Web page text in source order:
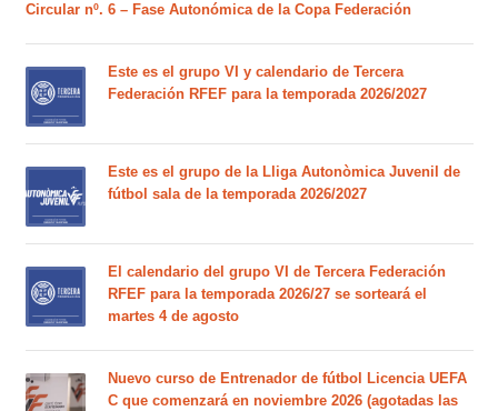
Circular nº. 6 – Fase Autonómica de la Copa Federación
Este es el grupo VI y calendario de Tercera
Federación RFEF para la temporada 2026/2027
Este es el grupo de la Lliga Autonòmica Juvenil de
fútbol sala de la temporada 2026/2027
El calendario del grupo VI de Tercera Federación
RFEF para la temporada 2026/27 se sorteará el
martes 4 de agosto
Nuevo curso de Entrenador de fútbol Licencia UEFA
C que comenzará en noviembre 2026 (agotadas las